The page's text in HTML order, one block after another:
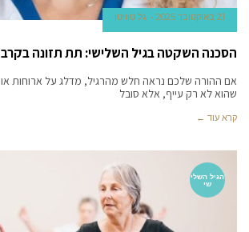
21 באוקטובר 2025 גל טוויטו
הסכנה השקטה בגיל השלישי: תת תזונה
אם ההורה שלכם נראה חלש מהרגיל, מדלג על ארוחות או
שהוא לא רק עייף, אלא סובל
קרא עוד ←
הגיל השלי
שי